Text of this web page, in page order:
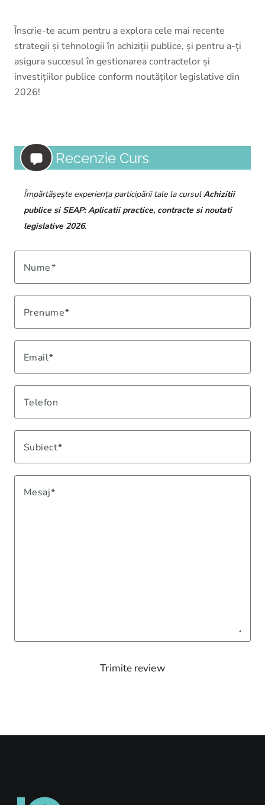
Înscrie-te acum pentru a explora cele mai recente
strategii și tehnologii în achiziții publice, și pentru a-ți
asigura succesul în gestionarea contractelor și
investițiilor publice conform noutăților legislative din
2026!
Recenzie Curs
Împărtășește experiența participării tale la cursulAchizitii
publice si SEAP: Aplicatii practice, contracte si noutati
legislative 2026.
Nume
Prenume
Email
Telefon
Subiect
Mesaj
Trimite review